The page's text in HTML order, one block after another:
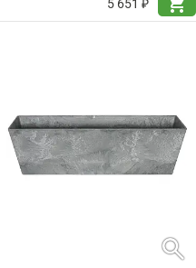
5 651 ₽
search